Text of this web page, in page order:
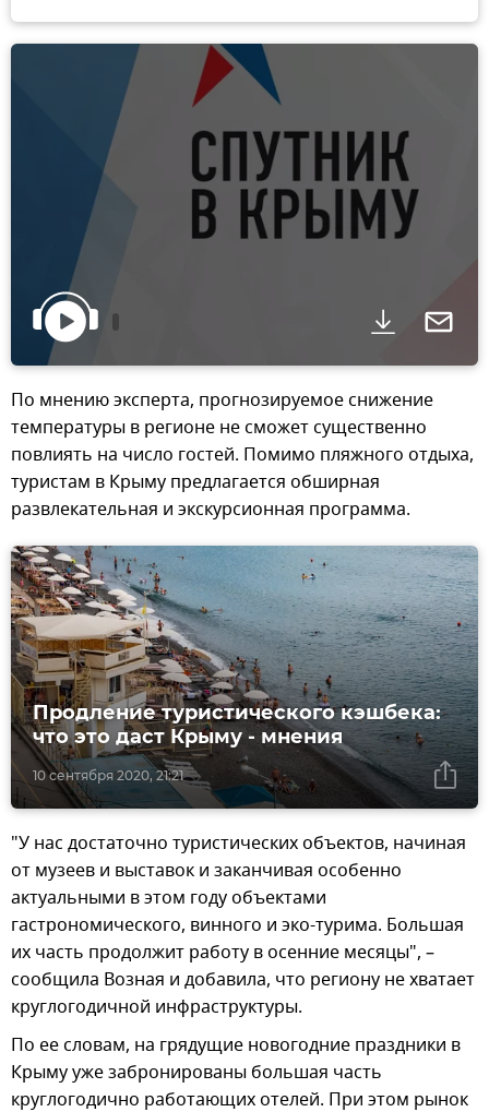
По мнению эксперта, прогнозируемое снижение
температуры в регионе не сможет существенно
повлиять на число гостей. Помимо пляжного отдыха,
туристам в Крыму предлагается обширная
развлекательная и экскурсионная программа.
10 сентября 2020, 21:21
Продление туристического кэшбека:
что это даст Крыму - мнения
"У нас достаточно туристических объектов, начиная
от музеев и выставок и заканчивая особенно
актуальными в этом году объектами
гастрономического, винного и эко-турима. Большая
их часть продолжит работу в осенние месяцы", –
сообщила Возная и добавила, что региону не хватает
круглогодичной инфраструктуры.
По ее словам, на грядущие новогодние праздники в
Крыму уже забронированы большая часть
круглогодично работающих отелей. При этом рынок